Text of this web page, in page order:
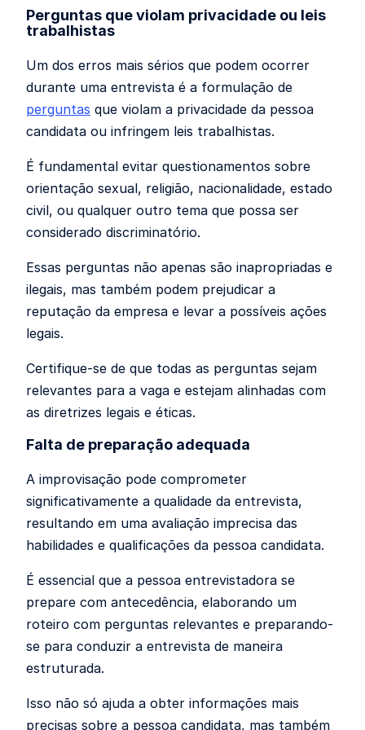
Perguntas que violam privacidade ou leis
trabalhistas
Um dos erros mais sérios que podem ocorrer
durante uma entrevista é a formulação de
perguntas que violam a privacidade da pessoa
candidata ou infringem leis trabalhistas.
É fundamental evitar questionamentos sobre
orientação sexual, religião, nacionalidade, estado
civil, ou qualquer outro tema que possa ser
considerado discriminatório.
Essas perguntas não apenas são inapropriadas e
ilegais, mas também podem prejudicar a
reputação da empresa e levar a possíveis ações
legais.
Certifique-se de que todas as perguntas sejam
relevantes para a vaga e estejam alinhadas com
as diretrizes legais e éticas.
Falta de preparação adequada
A improvisação pode comprometer
significativamente a qualidade da entrevista,
resultando em uma avaliação imprecisa das
habilidades e qualificações da pessoa candidata.
É essencial que a pessoa entrevistadora se
prepare com antecedência, elaborando um
roteiro com perguntas relevantes e preparando-
se para conduzir a entrevista de maneira
estruturada.
Isso não só ajuda a obter informações mais
precisas sobre a pessoa candidata, mas também